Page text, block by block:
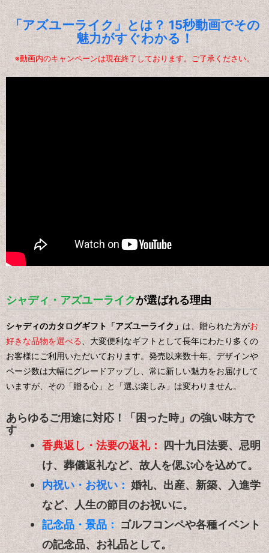
「アズユーライク」とは？ 15秒動画でその
魅力がすぐわかる！
※動画内のキャンペーンは現在終了しております。ご了承ください。
シャディ・アズユーライクが選ばれる理由
シャディのカタログギフト「アズユーライク」は、贈られた方がお
好きな品物を選べる 、大変便利なギフトとして長年にわたり多くの
お客様にご利用いただいております。発売以来数十年、デザインや
ページ数は大幅にグレードアップし、常に新しい魅力をお届けして
いますが、その「贈る心」と「選ぶ楽しみ」は変わりません。
あらゆるご用途に対応！「困った時」の強い味方で
す
香典返し・法要の返礼：四十九日法要、忌明
け、葬儀返礼など、故人を偲ぶ心を込めて。
内祝い・お祝い： 婚礼、出産、新築、入進学
など、人生の節目のお祝いに。
記念品・景品： ゴルフコンペや各種イベント
の記念品、お礼品として。